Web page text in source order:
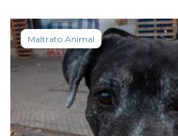
Maltrato Animal